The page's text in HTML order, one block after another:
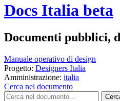
Docs Italia beta
Documenti pubblici,
Manuale operativo di design
Progetto: Designers Italia
Amministrazione: italia
Cerca nel documento